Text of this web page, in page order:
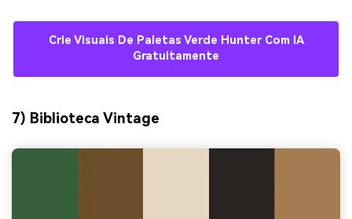
Crie Visuais De Paletas Verde Hunter Com IA
Gratuitamente
7) Biblioteca Vintage